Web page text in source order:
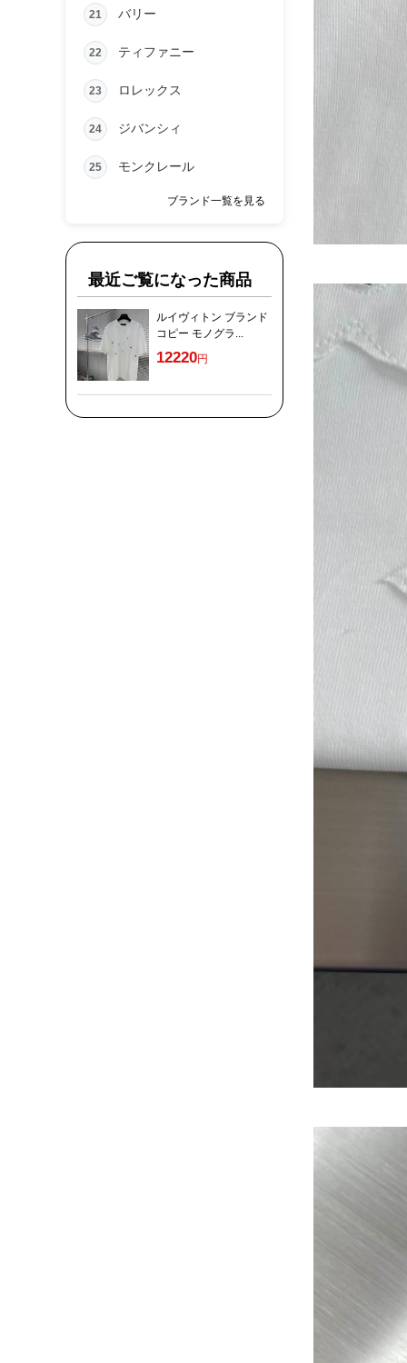
21 バリー
22 ティファニー
23 ロレックス
24 ジバンシィ
25 モンクレール
ブランド一覧を見る
最近ご覧になった商品
ルイヴィトン ブランド
コピー モノグラ...
12220円